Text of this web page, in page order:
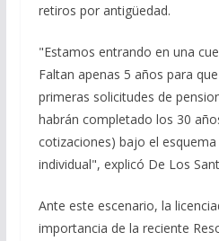
retiros por antigüedad.
"Estamos entrando en una
Faltan apenas 5 años para
primeras solicitudes de
habrán completado los 30
cotizaciones) bajo el
individual", explicó De Los
Ante este escenario, la
importancia de la reciente